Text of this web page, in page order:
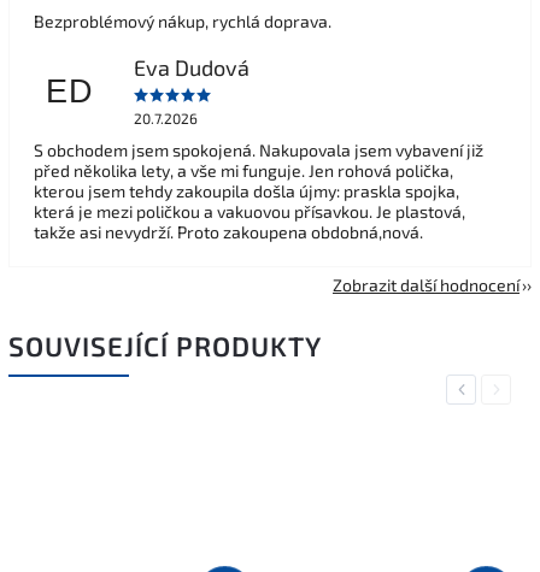
Bezproblémový nákup, rychlá doprava.
ED
Eva Dudová
20.7.2026
S obchodem jsem spokojená. Nakupovala jsem vybavení již
před několika lety, a vše mi funguje. Jen rohová polička,
kterou jsem tehdy zakoupila došla újmy: praskla spojka,
která je mezi poličkou a vakuovou přísavkou. Je plastová,
takže asi nevydrží. Proto zakoupena obdobná,nová.
Zobrazit další hodnocení
SOUVISEJÍCÍ PRODUKTY
PreviousNext